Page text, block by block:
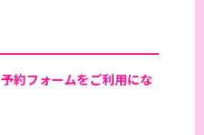
約フォームをご利用にな